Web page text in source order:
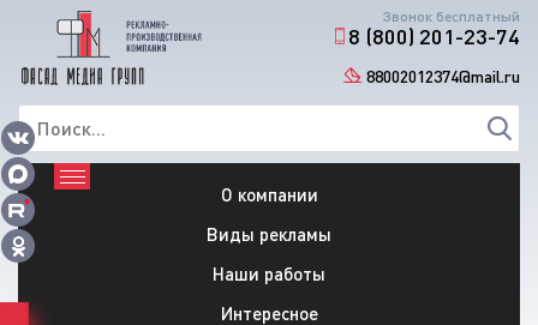
Звонок бесплатный
8 (800) 201-23-74
88002012374@mail.ru
О компании
Виды рекламы
Наши работы
Интересное